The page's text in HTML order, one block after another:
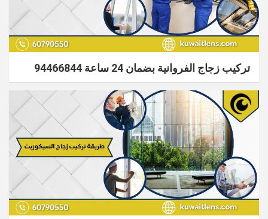
تركيب زجاج الفروانية بضمان 24 ساعة​ 94466844